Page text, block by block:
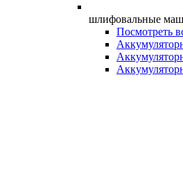
шлифовальные
Посмотреть